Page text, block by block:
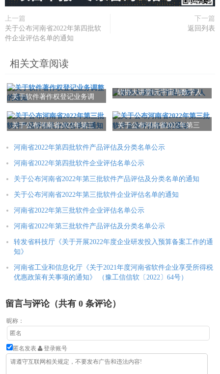
上一篇
关于公布河南省2022年第四批软
件企业评估名单的通知
下一篇
返回列表
相关文章阅读
关于软件著作权登记业务调
软协大讲堂‖元宇宙与数字人
关于公布河南省2022年第三
的通知
关于公布河南省2022年第三
河南省2022年第四批软件产品评估及分类名单公示
河南省2022年第四批软件企业评估名单公示
关于公布河南省2022年第三批软件产品评估及分类名单的通知
关于公布河南省2022年第三批软件企业评估名单的通知
河南省2022年第三批软件企业评估名单公示
河南省2022年第三批软件产品评估及分类名单公示
转发省科技厅《关于开展2022年度企业研发投入预算备案工作的通
知》
河南省工业和信息化厅《关于2021年度河南省软件企业享受所得税
优惠政策有关事项的通知》 （豫工信信软〔2022〕64号）
留言与评论（共有 0 条评论）
昵称：
匿名发表 登录账号